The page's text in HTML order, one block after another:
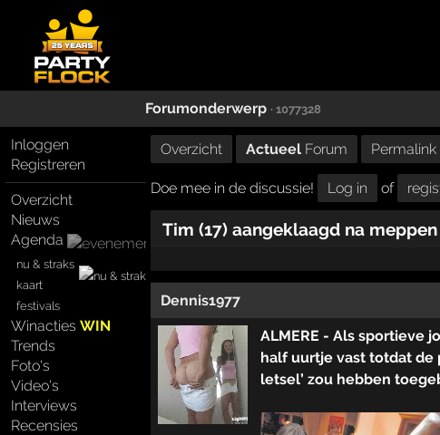
Forumonderwerp · 1077328
Inloggen
Registreren
Overzicht
Nieuws
Agenda
nu & straks
kaart
festivals
WinactiesWIN
Trends
Foto's
Video's
Interviews
Recensies
Overzicht Actueel Forum Permalink
Doe mee in de discussie! Log in of
Tim (17) aangeklaagd na
Dennis1977
ALMERE - Als sportieve
half uurtje vast totdat de
letsel’ zou hebben